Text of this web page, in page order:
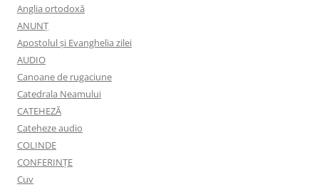
Anglia ortodoxă
ANUNŢ
Apostolul şi Evanghelia zilei
AUDIO
Canoane de rugaciune
Catedrala Neamului
CATEHEZĂ
Cateheze audio
COLINDE
CONFERINȚE
Cuv